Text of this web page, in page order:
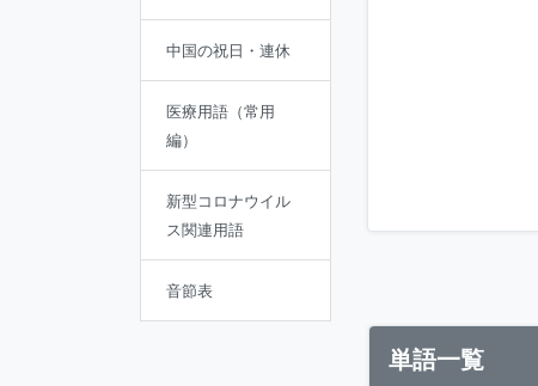
中国の祝日・連休
医療用語（常用
編）
新型コロナウイル
ス関連用語
音節表
単語一覧